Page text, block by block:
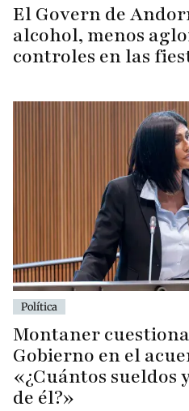
El Govern de
alcohol, menos
controles en las
Política
Montaner
Gobierno en el
«¿Cuántos sueldos
de él?»